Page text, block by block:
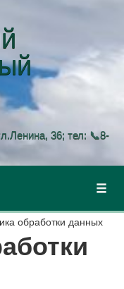
36; тел: 📞8-
обработки данных